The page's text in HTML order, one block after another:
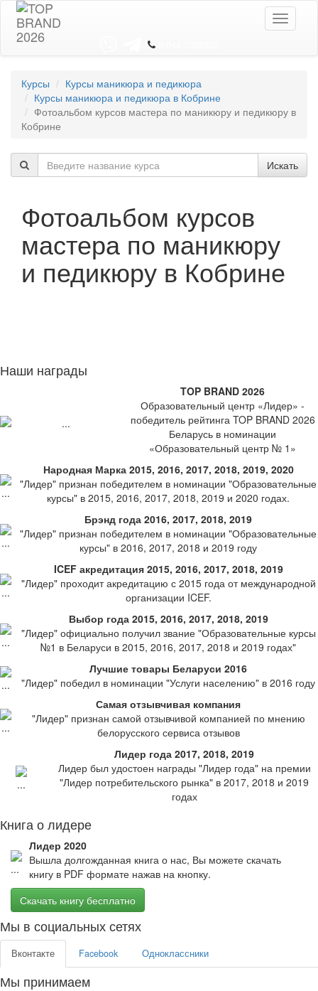
Toggle
Курсы
Курсы маникюра и педикюра
Курсы маникюра и педикюра в Кобрине
Фотоальбом курсов мастера по маникюру и педикюру в
Кобрине
Искать
Фотоальбом курсов
мастера по маникюру
и педикюру в Кобрине
Наши награды
TOP BRAND 2026
Образовательный центр «Лидер» -
победитель рейтинга TOP BRAND 2026
Беларусь в номинации
«Образовательный центр № 1»
Народная Марка 2015, 2016, 2017, 2018, 2019, 2020
"Лидер" признан победителем в номинации "Образовательные
курсы" в 2015, 2016, 2017, 2018, 2019 и 2020 годах.
Брэнд года 2016, 2017, 2018, 2019
"Лидер" признан победителем в номинации "Образовательные
курсы" в 2016, 2017, 2018 и 2019 году
ICEF акредитация 2015, 2016, 2017, 2018, 2019
"Лидер" проходит акредитацию с 2015 года от международной
организации ICEF.
Выбор года 2015, 2016, 2017, 2018, 2019
"Лидер" официально получил звание "Образовательные курсы
№1 в Беларуси в 2015, 2016, 2017, 2018 и 2019 годах"
Лучшие товары Беларуси 2016
"Лидер" победил в номинации "Услуги населению" в 2016 году
Самая отзывчивая компания
"Лидер" признан самой отзывчивой компанией по мнению
белорусского сервиса отзывов
Лидер года 2017, 2018, 2019
Лидер был удостоен награды "Лидер года" на премии
"Лидер потребительского рынка" в 2017, 2018 и 2019
годах
Книга о лидере
Лидер 2020
Вышла долгожданная книга о нас, Вы можете скачать
книгу в PDF формате нажав на кнопку.
Скачать книгу бесплатно
Мы в социальных сетях
Вконтакте Facebook Одноклассники
Мы принимаем